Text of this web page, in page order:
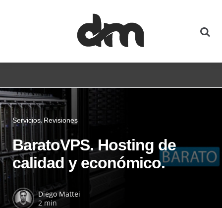
Servicios Revisiones
BaratoVPS. Hosting de
calidad y económico.
Diego Mattei
2 min